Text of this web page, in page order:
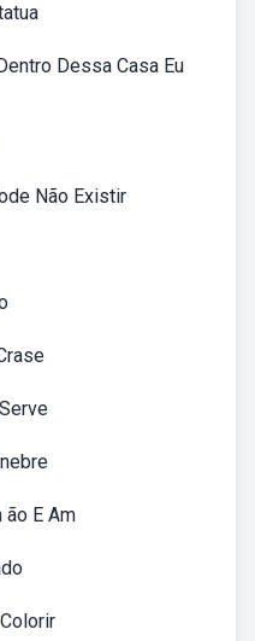
Dessa Casa Eu
Não Existir
E Am